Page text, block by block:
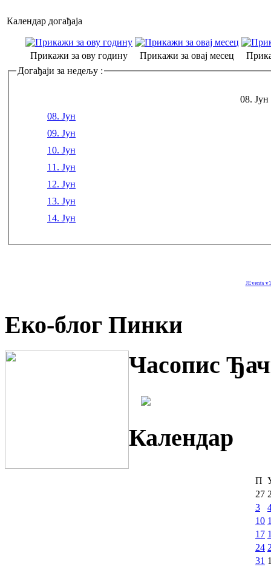
Календар догађаја
Прикажи за ову годину Прикажи за овај месец
Догађаји за недељу :
08. Јун
08. Јун
09. Јун
10. Јун
11. Јун
12. Јун
13. Јун
14. Јун
JEvents
Еко-блог Пинки
Часопис
Календар
П
27
3
10
17
24
31